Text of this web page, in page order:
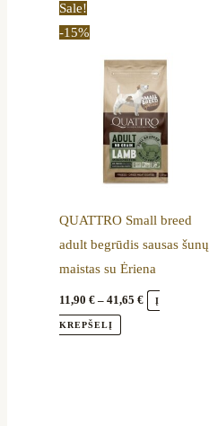
Sale!
-15%
QUATTRO Small breed
adult begrūdis sausas šunų
maistas su Ėriena
11,90€ – 41,65€
41,65 €
Į
KREPŠELĮ
has
multiple
variants.
The
options
may
chosen
on
the
product